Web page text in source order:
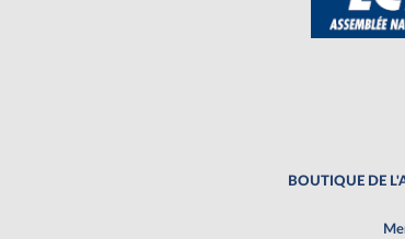
BOUTIQUE DE